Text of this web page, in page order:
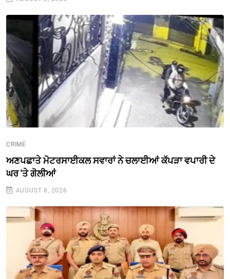
CRIME
ਅਣਪਛਾਤੇ ਮੋਟਰਸਾਈਕਲ ਸਵਾਰਾਂ ਨੇ ਚਲਾਈਆਂ ਕੱਪੜਾ ਵਪਾਰੀ ਦੇ
ਘਰ 'ਤੇ ਗੋਲੀਆਂ
AUGUST 8, 2026